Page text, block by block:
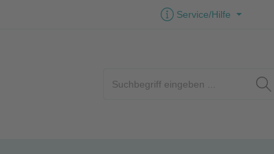
Service/Hilfe